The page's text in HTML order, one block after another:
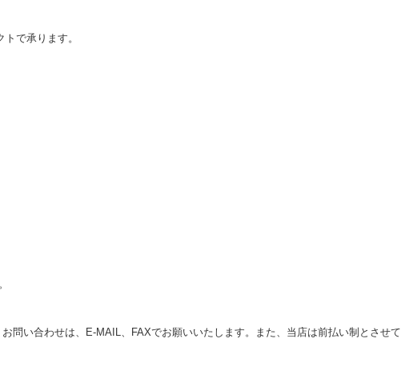
で承ります。
問い合わせは、E‐MAIL、FAXでお願いいたします。また、当店は前払い制とさせて